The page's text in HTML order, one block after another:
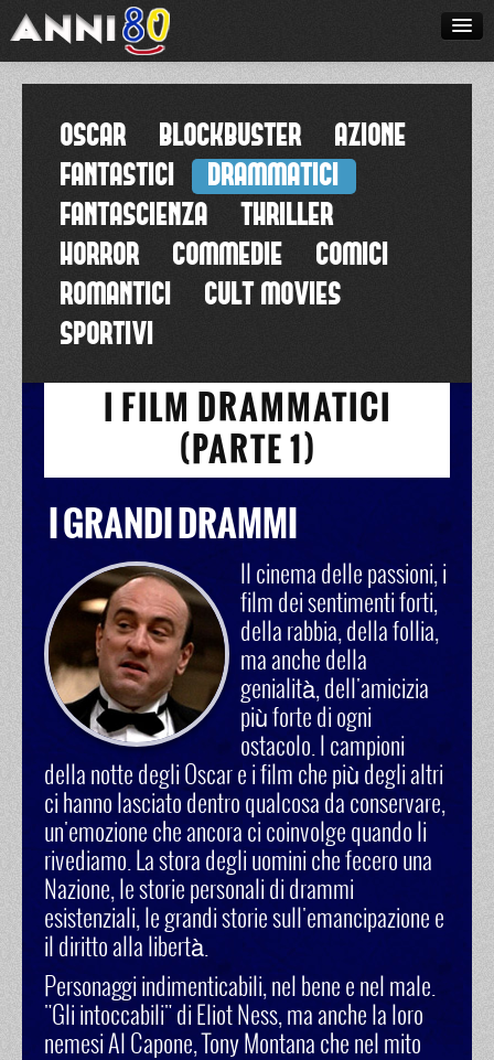
CRONACHE
FILM
TELEFILM
TELEVISIONE
SPORT
MUSICA
CARTONI
VIDEOGIOCHI
RICORDI
OSCAR BLOCKBUSTER
AZIONE
FANTASTICI
DRAMMATICI
FANTASCIENZA
THRILLER
HORROR
COMMEDIE
COMICI
ROMANTICI
CULT MOVIES
SPORTIVI
I FILM DRAMMATICI
(PARTE 1)
I GRANDI DRAMMI
Il cinema delle passioni, i
film dei sentimenti forti,
della rabbia, della follia,
ma anche della
genialità, dell'amicizia
più forte di ogni
ostacolo. I campioni
della notte degli Oscar e i film che più degli altri
ci hanno lasciato dentro qualcosa da conservare,
un'emozione che ancora ci coinvolge quando li
rivediamo. La stora degli uomini che fecero una
Nazione, le storie personali di drammi
esistenziali, le grandi storie sull'emancipazione e
il diritto alla libertà.
Personaggi indimenticabili, nel bene e nel male.
"Gli intoccabili" di Eliot Ness, ma anche la loro
nemesi Al Capone, Tony Montana che nel mito